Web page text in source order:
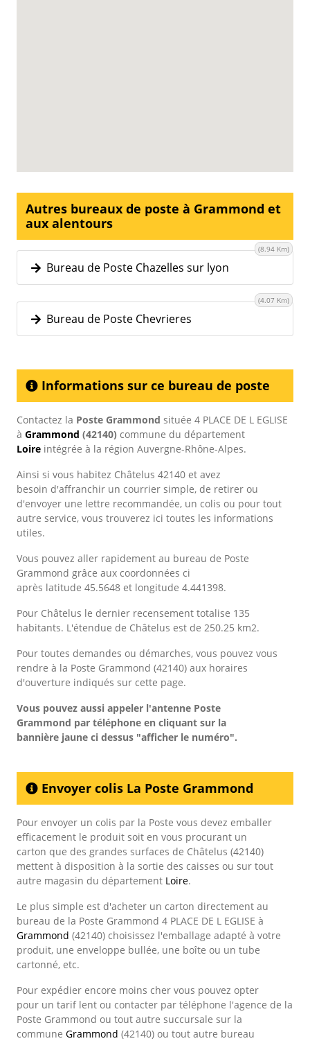
Autres bureaux de poste à Grammond et
aux alentours
Bureau de Poste Chazelles sur lyon
(8.94 Km)
Bureau de Poste Chevrieres
(4.07 Km)
Informations sur ce bureau de poste
Contactez la Poste Grammond située 4 PLACE DE L EGLISE
à Grammond (42140) commune du département
Loire intégrée à la région Auvergne-Rhône-Alpes.
Ainsi si vous habitez Châtelus 42140 et avez
besoin d'affranchir un courrier simple, de retirer ou
d'envoyer une lettre recommandée, un colis ou pour tout
autre service, vous trouverez ici toutes les informations
utiles.
Vous pouvez aller rapidement au bureau de Poste
Grammond grâce aux coordonnées ci
après latitude 45.5648 et longitude 4.441398.
Pour Châtelus le dernier recensement totalise 135
habitants. L'étendue de Châtelus est de 250.25 km2.
Pour toutes demandes ou démarches, vous pouvez vous
rendre à la Poste Grammond (42140) aux horaires
d'ouverture indiqués sur cette page.
Vous pouvez aussi appeler l'antenne Poste
Grammond par téléphone en cliquant sur la
bannière jaune ci dessus "afficher le numéro".
Envoyer colis La Poste Grammond
Pour envoyer un colis par la Poste vous devez emballer
efficacement le produit soit en vous procurant un
carton que des grandes surfaces de Châtelus (42140)
mettent à disposition à la sortie des caisses ou sur tout
autre magasin du département Loire.
Le plus simple est d'acheter un carton directement au
bureau de la Poste Grammond 4 PLACE DE L EGLISE à
Grammond (42140) choisissez l'emballage adapté à votre
produit, une enveloppe bullée, une boîte ou un tube
cartonné, etc.
Pour expédier encore moins cher vous pouvez opter
pour un tarif lent ou contacter par téléphone l'agence de la
Poste Grammond ou tout autre succursale sur la
commune Grammond (42140) ou tout autre bureau